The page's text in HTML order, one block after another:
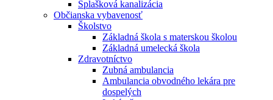
Splašková kanalizácia
Občianska vybavenosť
Školstvo
Základná škola s materskou školou
Základná umelecká škola
Zdravotníctvo
Zubná ambulancia
Ambulancia obvodného lekára pre
dospelých